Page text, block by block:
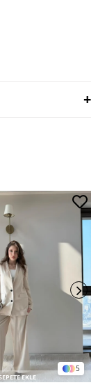
5
EKLE